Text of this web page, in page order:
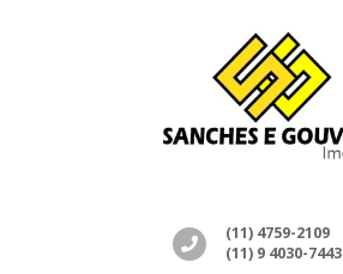
(11) 4759-2109
(11) 9 4030-7443